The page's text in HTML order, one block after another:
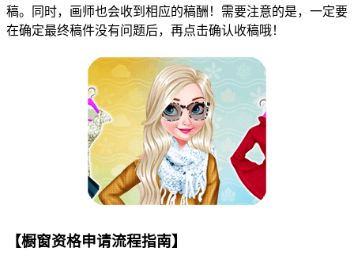
稿。同时，画师也会收到相应的稿酬！需要注意的是，一定要
在确定最终稿件没有问题后，再点击确认收稿哦！
【橱窗资格申请流程指南】